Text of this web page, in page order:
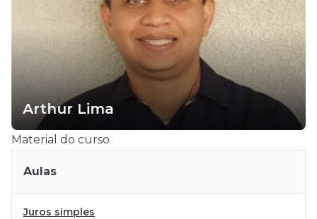
Arthur Lima
Material do curso
Aulas
Juros simples